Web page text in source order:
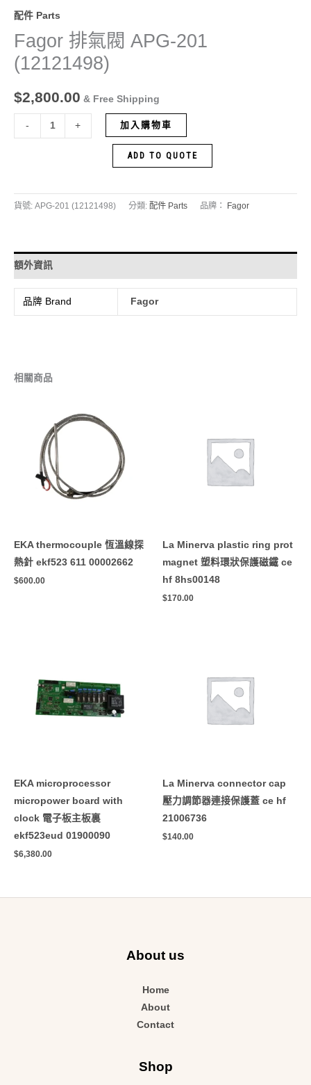
配件 Parts
Fagor 排氣閥 APG-201
(12121498)
$2,800.00 & Free Shipping
- + 加入購物車
ADD TO QUOTE
貨號: APG-201 (12121498) 分類: 配件 Parts 品牌： Fagor
額外資訊
品牌 Brand Fagor
相關商品
EKA thermocouple 恆溫線探
熱針 ekf523 611 00002662
$600.00
La Minerva plastic ring prot
magnet 塑料環狀保護磁鐵 ce
hf 8hs00148
$170.00
EKA microprocessor
micropower board with
clock 電子板主板裏
ekf523eud 01900090
$6,380.00
La Minerva connector cap
壓力調節器連接保護蓋 ce hf
21006736
$140.00
About us
Home
About
Contact
Shop